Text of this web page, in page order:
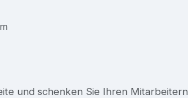
und schenken Sie Ihren Mitarbeitern